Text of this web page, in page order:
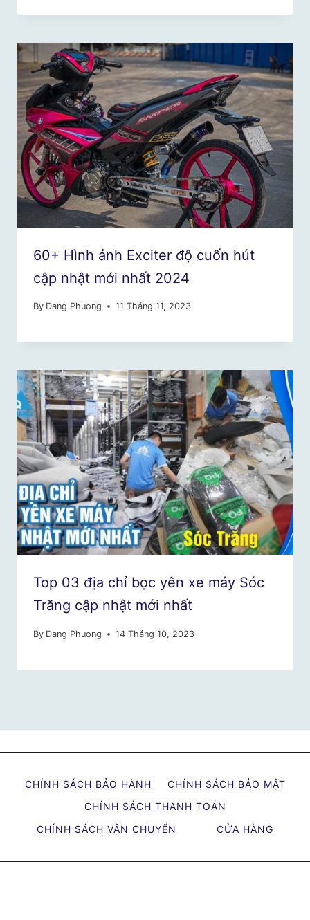
60+ Hình ảnh Exciter độ cuốn hút
cập nhật mới nhất 2024
By Dang Phuong 11 Tháng 11, 2023
Top 03 địa chỉ bọc yên xe máy Sóc
Trăng cập nhật mới nhất
By Dang Phuong 14 Tháng 10, 2023
CHÍNH SÁCH BẢO HÀNH
CHÍNH SÁCH BẢO MẬT
CHÍNH SÁCH THANH TOÁN
CHÍNH SÁCH VẬN CHUYỂN
CỬA HÀNG